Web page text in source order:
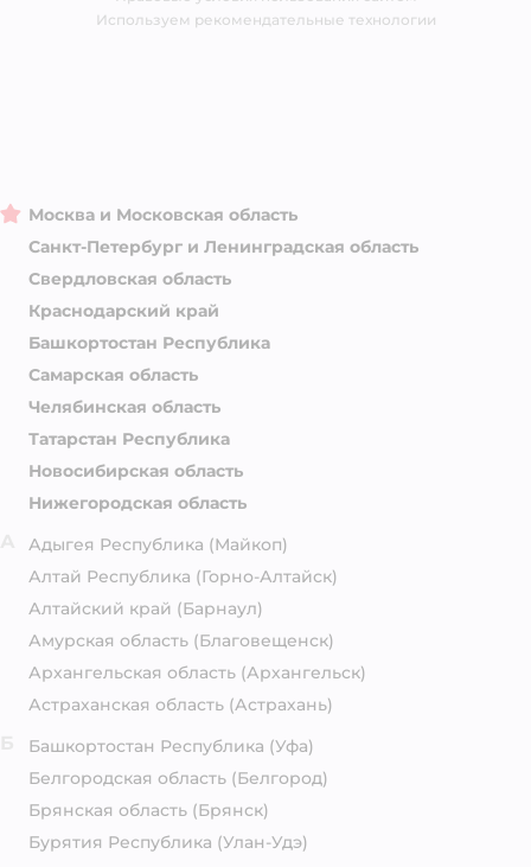
Используем рекомендательные технологии
Москва и Московская область
Санкт-Петербург и Ленинградская область
Свердловская область
Краснодарский край
Башкортостан Республика
Самарская область
Челябинская область
Татарстан Республика
Новосибирская область
Нижегородская область
Адыгея Республика (Майкоп)
Алтай Республика (Горно-Алтайск)
Алтайский край (Барнаул)
Амурская область (Благовещенск)
Архангельская область (Архангельск)
Астраханская область (Астрахань)
Башкортостан Республика (Уфа)
Белгородская область (Белгород)
Брянская область (Брянск)
Бурятия Республика (Улан-Удэ)